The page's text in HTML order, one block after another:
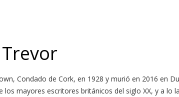
Condado de Cork, en 1928 y murió en 2016 en
los mayores escritores británicos del siglo XX, y a